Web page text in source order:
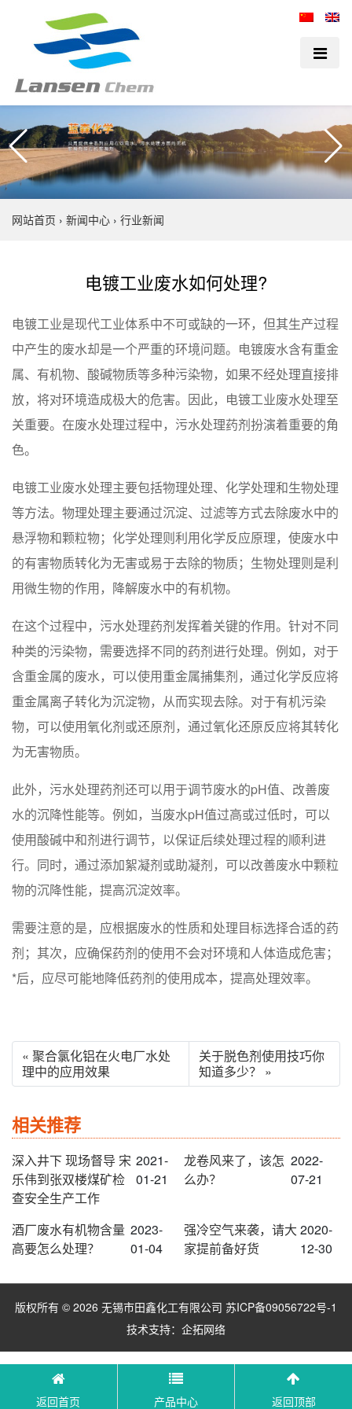
网站首页 › 新闻中心 › 行业新闻
电镀工业废水如何处理?
电镀工业是现代工业体系中不可或缺的一环，但其生产过程
中产生的废水却是一个严重的环境问题。电镀废水含有重金
属、有机物、酸碱物质等多种污染物，如果不经处理直接排
放，将对环境造成极大的危害。因此，电镀工业废水处理至
关重要。在废水处理过程中，污水处理药剂扮演着重要的角
色。
电镀工业废水处理主要包括物理处理、化学处理和生物处理
等方法。物理处理主要通过沉淀、过滤等方式去除废水中的
悬浮物和颗粒物；化学处理则利用化学反应原理，使废水中
的有害物质转化为无害或易于去除的物质；生物处理则是利
用微生物的作用，降解废水中的有机物。
在这个过程中，污水处理药剂发挥着关键的作用。针对不同
种类的污染物，需要选择不同的药剂进行处理。例如，对于
含重金属的废水，可以使用重金属捕集剂，通过化学反应将
重金属离子转化为沉淀物，从而实现去除。对于有机污染
物，可以使用氧化剂或还原剂，通过氧化还原反应将其转化
为无害物质。
此外，污水处理药剂还可以用于调节废水的pH值、改善废
水的沉降性能等。例如，当废水pH值过高或过低时，可以
使用酸碱中和剂进行调节，以保证后续处理过程的顺利进
行。同时，通过添加絮凝剂或助凝剂，可以改善废水中颗粒
物的沉降性能，提高沉淀效率。
需要注意的是，应根据废水的性质和处理目标选择合适的药
剂；其次，应确保药剂的使用不会对环境和人体造成危害；
*后，应尽可能地降低药剂的使用成本，提高处理效率。
« 聚合氯化铝在火电厂水处
理中的应用效果
关于脱色剂使用技巧你
知道多少？ »
相关推荐
深入井下 现场督导 宋
乐伟到张双楼煤矿检
查安全生产工作
2021-
01-21
龙卷风来了，该怎
么办？
2022-
07-21
酒厂废水有机物含量
高要怎么处理？
2023-
01-04
强冷空气来袭，请大
家提前备好货
2020-
12-30
版权所有 © 2026 无锡市田鑫化工有限公司 苏ICP备09056722号-1
技术支持： 企拓网络
返回首页 产品中心 返回顶部